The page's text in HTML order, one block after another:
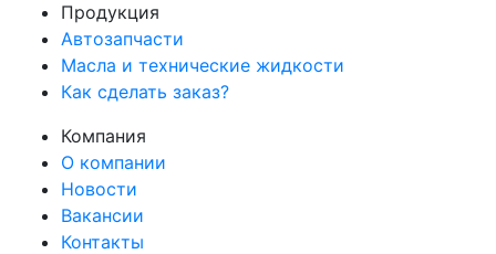
Продукция
Автозапчасти
Масла и технические жидкости
Как сделать заказ?
Компания
О компании
Новости
Вакансии
Контакты